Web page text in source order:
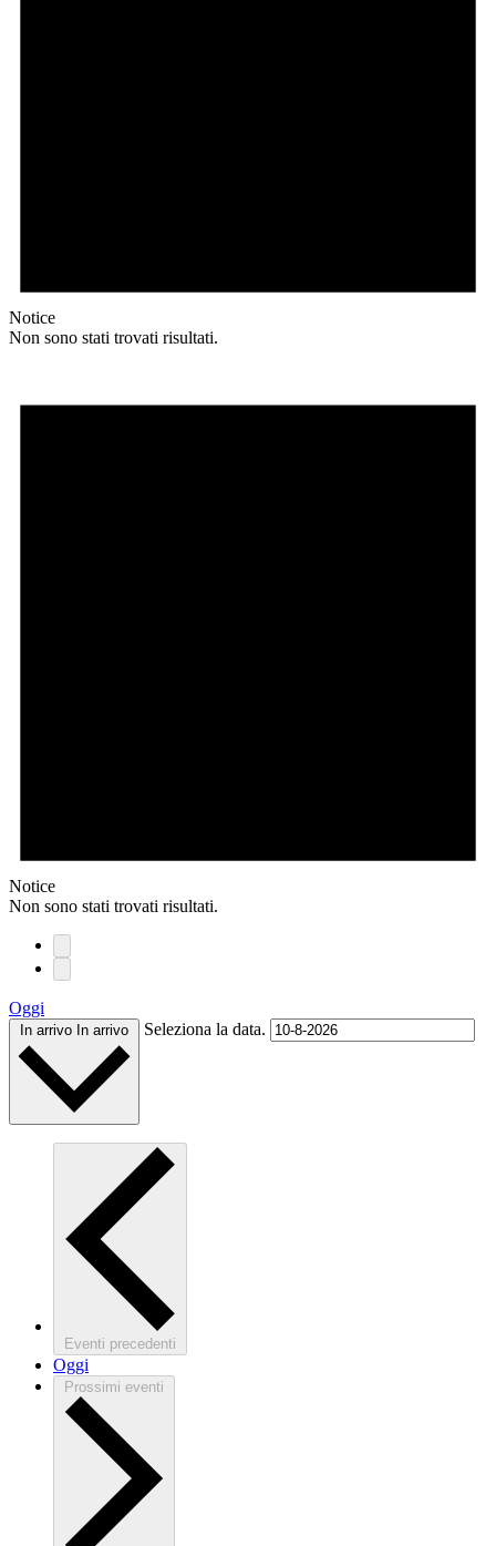
Notice
Non sono stati trovati risultati.
Notice
Non sono stati trovati risultati.
Oggi
In arrivo In arrivo Seleziona la data.
Eventi precedenti
Oggi
Prossimi eventi